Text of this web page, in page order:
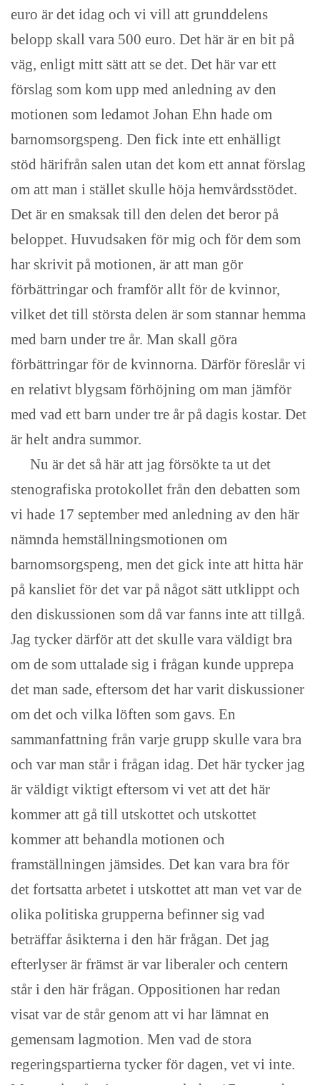
euro är det idag och vi vill att grunddelens
belopp skall vara 500 euro. Det här är en bit på
väg, enligt mitt sätt att se det. Det här var ett
förslag som kom upp med anledning av den
motionen som ledamot Johan Ehn hade om
barnomsorgspeng. Den fick inte ett enhälligt
stöd härifrån salen utan det kom ett annat förslag
om att man i stället skulle höja hemvårdsstödet.
Det är en smaksak till den delen det beror på
beloppet. Huvudsaken för mig och för dem som
har skrivit på motionen, är att man gör
förbättringar och framför allt för de kvinnor,
vilket det till största delen är som stannar hemma
med barn under tre år. Man skall göra
förbättringar för de kvinnorna. Därför föreslår vi
en relativt blygsam förhöjning om man jämför
med vad ett barn under tre år på dagis kostar. Det
är helt andra summor.
Nu är det så här att jag försökte ta ut det
stenografiska protokollet från den debatten som
vi hade 17 september med anledning av den här
nämnda hemställningsmotionen om
barnomsorgspeng, men det gick inte att hitta här
på kansliet för det var på något sätt utklippt och
den diskussionen som då var fanns inte att tillgå.
Jag tycker därför att det skulle vara väldigt bra
om de som uttalade sig i frågan kunde upprepa
det man sade, eftersom det har varit diskussioner
om det och vilka löften som gavs. En
sammanfattning från varje grupp skulle vara bra
och var man står i frågan idag. Det här tycker jag
är väldigt viktigt eftersom vi vet att det här
kommer att gå till utskottet och utskottet
kommer att behandla motionen och
framställningen jämsides. Det kan vara bra för
det fortsatta arbetet i utskottet att man vet var de
olika politiska grupperna befinner sig vad
beträffar åsikterna i den här frågan. Det jag
efterlyser är främst är var liberaler och centern
står i den här frågan. Oppositionen har redan
visat var de står genom att vi har lämnat en
gemensam lagmotion. Men vad de stora
regeringspartierna tycker för dagen, vet vi inte.